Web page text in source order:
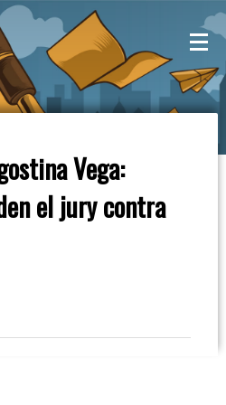
Vega:
el jury contra